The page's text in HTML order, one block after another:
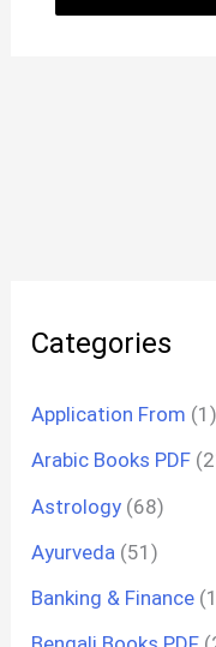
Categories
Application From (1)
Arabic Books PDF
Astrology (68)
Ayurveda (51)
Banking & Finance